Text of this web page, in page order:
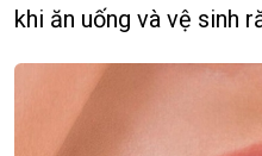
khi ăn uống và vệ sinh